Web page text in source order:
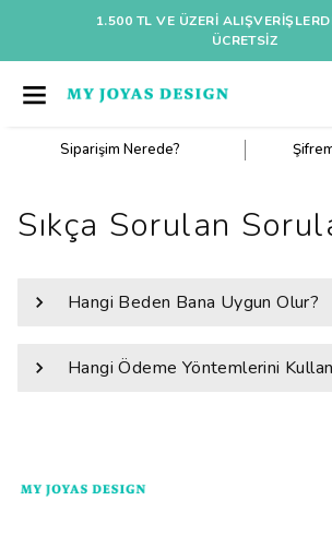
1.500 TL VE ÜZERI
ÜCRETSİZ
Siparişim Nerede?
Sıkça Sorulan
Hangi Beden Bana Uygun Olur?
Hangi Ödeme Yöntemlerini